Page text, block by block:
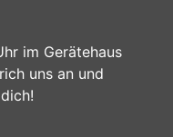
im Gerätehaus
uns an und